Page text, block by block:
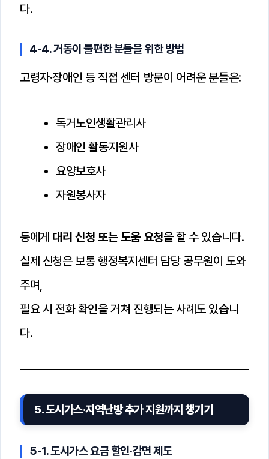
다.
4-4. 거동이 불편한 분들을 위한 방법
고령자·장애인 등 직접 센터 방문이 어려운 분들은:
독거노인생활관리사
장애인 활동지원사
요양보호사
자원봉사자
등에게 대리 신청 또는 도움 요청을 할 수 있습니다.
실제 신청은 보통 행정복지센터 담당 공무원이 도와
주며,
필요 시 전화 확인을 거쳐 진행되는 사례도 있습니
다.
5. 도시가스·지역난방 추가 지원까지 챙기기
5-1. 도시가스 요금 할인·감면 제도